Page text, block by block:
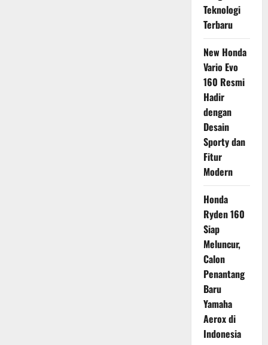
Teknologi
Terbaru
New Honda
Vario Evo
160 Resmi
Hadir
dengan
Desain
Sporty dan
Fitur
Modern
Honda
Ryden 160
Siap
Meluncur,
Calon
Penantang
Baru
Yamaha
Aerox di
Indonesia